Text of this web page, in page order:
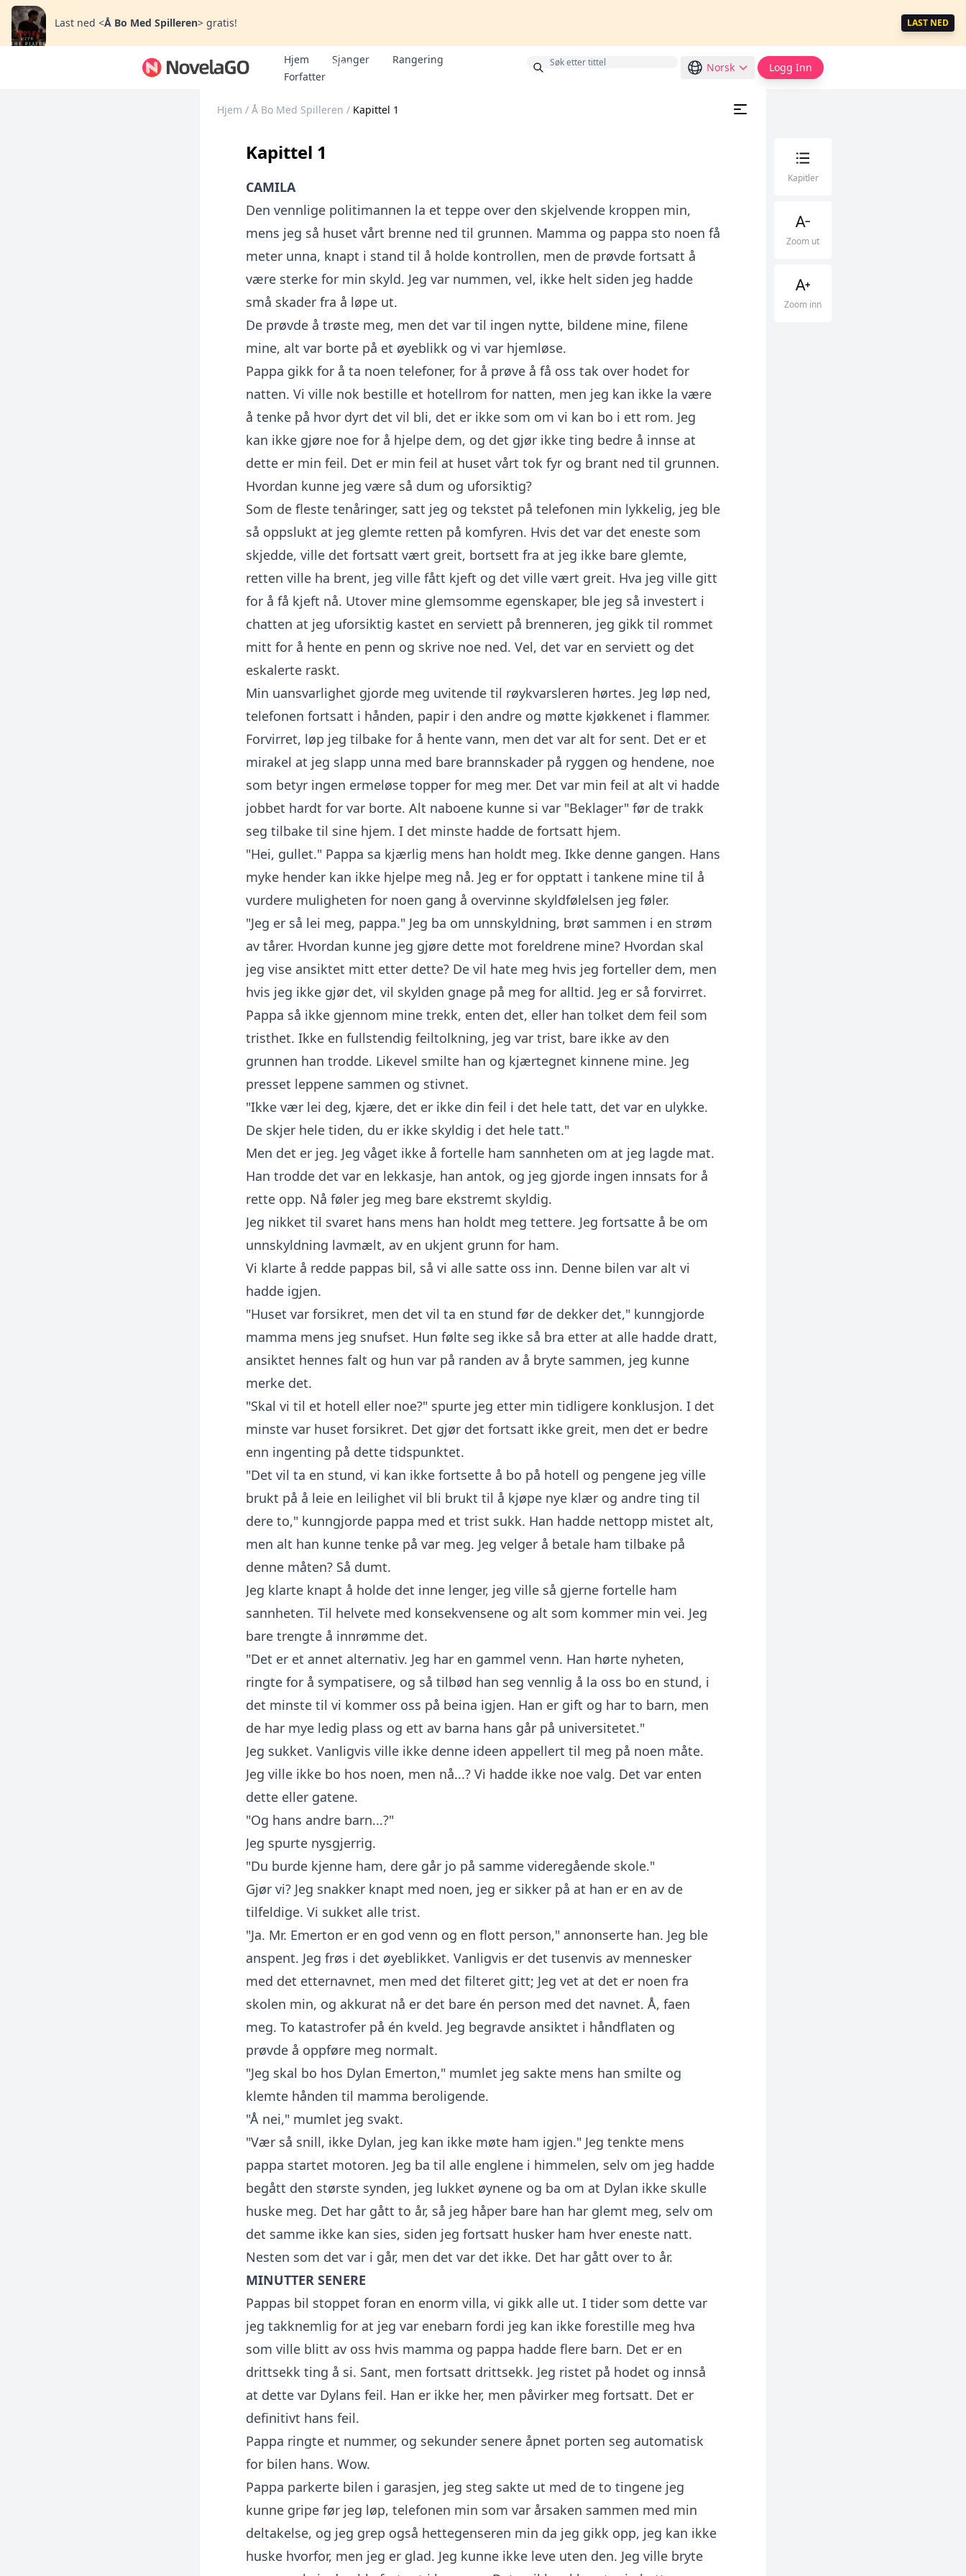
Last ned <Å Bo Med Spilleren> gratis! LAST NED
Hjem Sjanger
Rangering
Forfatter
Bonus Norsk Logg Inn
Hjem / Å Bo Med Spilleren / Kapittel 1
Kapittel 1
CAMILA
Den vennlige politimannen la et teppe over den skjelvende kroppen min,
mens jeg så huset vårt brenne ned til grunnen. Mamma og pappa sto noen få
meter unna, knapt i stand til å holde kontrollen, men de prøvde fortsatt å
være sterke for min skyld. Jeg var nummen, vel, ikke helt siden jeg hadde
små skader fra å løpe ut.
De prøvde å trøste meg, men det var til ingen nytte, bildene mine, filene
mine, alt var borte på et øyeblikk og vi var hjemløse.
Pappa gikk for å ta noen telefoner, for å prøve å få oss tak over hodet for
natten. Vi ville nok bestille et hotellrom for natten, men jeg kan ikke la være
å tenke på hvor dyrt det vil bli, det er ikke som om vi kan bo i ett rom. Jeg
kan ikke gjøre noe for å hjelpe dem, og det gjør ikke ting bedre å innse at
dette er min feil. Det er min feil at huset vårt tok fyr og brant ned til grunnen.
Hvordan kunne jeg være så dum og uforsiktig?
Som de fleste tenåringer, satt jeg og tekstet på telefonen min lykkelig, jeg ble
så oppslukt at jeg glemte retten på komfyren. Hvis det var det eneste som
skjedde, ville det fortsatt vært greit, bortsett fra at jeg ikke bare glemte,
retten ville ha brent, jeg ville fått kjeft og det ville vært greit. Hva jeg ville gitt
for å få kjeft nå. Utover mine glemsomme egenskaper, ble jeg så investert i
chatten at jeg uforsiktig kastet en serviett på brenneren, jeg gikk til rommet
mitt for å hente en penn og skrive noe ned. Vel, det var en serviett og det
eskalerte raskt.
Min uansvarlighet gjorde meg uvitende til røykvarsleren hørtes. Jeg løp ned,
telefonen fortsatt i hånden, papir i den andre og møtte kjøkkenet i flammer.
Forvirret, løp jeg tilbake for å hente vann, men det var alt for sent. Det er et
mirakel at jeg slapp unna med bare brannskader på ryggen og hendene, noe
som betyr ingen ermeløse topper for meg mer. Det var min feil at alt vi hadde
jobbet hardt for var borte. Alt naboene kunne si var "Beklager" før de trakk
seg tilbake til sine hjem. I det minste hadde de fortsatt hjem.
"Hei, gullet." Pappa sa kjærlig mens han holdt meg. Ikke denne gangen. Hans
myke hender kan ikke hjelpe meg nå. Jeg er for opptatt i tankene mine til å
vurdere muligheten for noen gang å overvinne skyldfølelsen jeg føler.
"Jeg er så lei meg, pappa." Jeg ba om unnskyldning, brøt sammen i en strøm
av tårer. Hvordan kunne jeg gjøre dette mot foreldrene mine? Hvordan skal
jeg vise ansiktet mitt etter dette? De vil hate meg hvis jeg forteller dem, men
hvis jeg ikke gjør det, vil skylden gnage på meg for alltid. Jeg er så forvirret.
Pappa så ikke gjennom mine trekk, enten det, eller han tolket dem feil som
tristhet. Ikke en fullstendig feiltolkning, jeg var trist, bare ikke av den
grunnen han trodde. Likevel smilte han og kjærtegnet kinnene mine. Jeg
presset leppene sammen og stivnet.
"Ikke vær lei deg, kjære, det er ikke din feil i det hele tatt, det var en ulykke.
De skjer hele tiden, du er ikke skyldig i det hele tatt."
Men det er jeg. Jeg våget ikke å fortelle ham sannheten om at jeg lagde mat.
Han trodde det var en lekkasje, han antok, og jeg gjorde ingen innsats for å
rette opp. Nå føler jeg meg bare ekstremt skyldig.
Jeg nikket til svaret hans mens han holdt meg tettere. Jeg fortsatte å be om
unnskyldning lavmælt, av en ukjent grunn for ham.
Vi klarte å redde pappas bil, så vi alle satte oss inn. Denne bilen var alt vi
hadde igjen.
"Huset var forsikret, men det vil ta en stund før de dekker det," kunngjorde
mamma mens jeg snufset. Hun følte seg ikke så bra etter at alle hadde dratt,
ansiktet hennes falt og hun var på randen av å bryte sammen, jeg kunne
merke det.
"Skal vi til et hotell eller noe?" spurte jeg etter min tidligere konklusjon. I det
minste var huset forsikret. Det gjør det fortsatt ikke greit, men det er bedre
enn ingenting på dette tidspunktet.
"Det vil ta en stund, vi kan ikke fortsette å bo på hotell og pengene jeg ville
brukt på å leie en leilighet vil bli brukt til å kjøpe nye klær og andre ting til
dere to," kunngjorde pappa med et trist sukk. Han hadde nettopp mistet alt,
men alt han kunne tenke på var meg. Jeg velger å betale ham tilbake på
denne måten? Så dumt.
Jeg klarte knapt å holde det inne lenger, jeg ville så gjerne fortelle ham
sannheten. Til helvete med konsekvensene og alt som kommer min vei. Jeg
bare trengte å innrømme det.
"Det er et annet alternativ. Jeg har en gammel venn. Han hørte nyheten,
ringte for å sympatisere, og så tilbød han seg vennlig å la oss bo en stund, i
det minste til vi kommer oss på beina igjen. Han er gift og har to barn, men
de har mye ledig plass og ett av barna hans går på universitetet."
Jeg sukket. Vanligvis ville ikke denne ideen appellert til meg på noen måte.
Jeg ville ikke bo hos noen, men nå...? Vi hadde ikke noe valg. Det var enten
dette eller gatene.
"Og hans andre barn...?"
Jeg spurte nysgjerrig.
"Du burde kjenne ham, dere går jo på samme videregående skole."
Gjør vi? Jeg snakker knapt med noen, jeg er sikker på at han er en av de
tilfeldige. Vi sukket alle trist.
"Ja. Mr. Emerton er en god venn og en flott person," annonserte han. Jeg ble
anspent. Jeg frøs i det øyeblikket. Vanligvis er det tusenvis av mennesker
med det etternavnet, men med det filteret gitt; Jeg vet at det er noen fra
skolen min, og akkurat nå er det bare én person med det navnet. Å, faen
meg. To katastrofer på én kveld. Jeg begravde ansiktet i håndflaten og
prøvde å oppføre meg normalt.
"Jeg skal bo hos Dylan Emerton," mumlet jeg sakte mens han smilte og
klemte hånden til mamma beroligende.
"Å nei," mumlet jeg svakt.
"Vær så snill, ikke Dylan, jeg kan ikke møte ham igjen." Jeg tenkte mens
pappa startet motoren. Jeg ba til alle englene i himmelen, selv om jeg hadde
begått den største synden, jeg lukket øynene og ba om at Dylan ikke skulle
huske meg. Det har gått to år, så jeg håper bare han har glemt meg, selv om
det samme ikke kan sies, siden jeg fortsatt husker ham hver eneste natt.
Nesten som det var i går, men det var det ikke. Det har gått over to år.
MINUTTER SENERE
Pappas bil stoppet foran en enorm villa, vi gikk alle ut. I tider som dette var
jeg takknemlig for at jeg var enebarn fordi jeg kan ikke forestille meg hva
som ville blitt av oss hvis mamma og pappa hadde flere barn. Det er en
drittsekk ting å si. Sant, men fortsatt drittsekk. Jeg ristet på hodet og innså
at dette var Dylans feil. Han er ikke her, men påvirker meg fortsatt. Det er
definitivt hans feil.
Pappa ringte et nummer, og sekunder senere åpnet porten seg automatisk
for bilen hans. Wow.
Pappa parkerte bilen i garasjen, jeg steg sakte ut med de to tingene jeg
kunne gripe før jeg løp, telefonen min som var årsaken sammen med min
deltakelse, og jeg grep også hettegenseren min da jeg gikk opp, jeg kan ikke
huske hvorfor, men jeg er glad. Jeg kunne ikke leve uten den. Jeg ville bryte
Kapitler
Zoom ut
Zoom inn